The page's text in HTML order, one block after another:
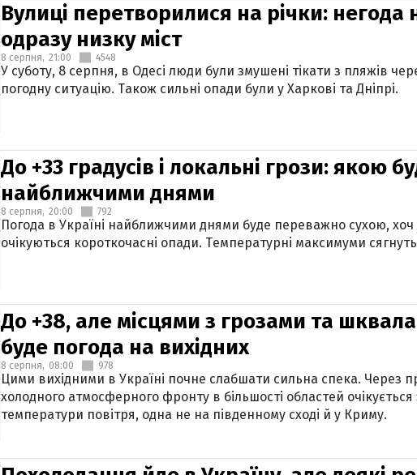
Вулиці перетворилися на річки: негода
одразу низку міст
8 серпня, 21:00 4548
У суботу, 8 серпня, в Одесі люди були змушені тікати з пляжів
погодну ситуацію. Також сильні опади були у Харкові та Дніпрі.
До +33 градусів і локальні грози: якою
найближчими днями
8 серпня, 20:00 792
Погода в Україні найближчими днями буде переважно сухою, хоч
очікуються короткочасні опади. Температурні максимуми сягнуть
До +38, але місцями з грозами та
буде погода на вихідних
8 серпня, 08:00 978
Цими вихідними в Україні почне слабшати сильна спека. Через
холодного атмосферного фронту в більшості областей
температури повітря, одна не на південному сході й у Криму.